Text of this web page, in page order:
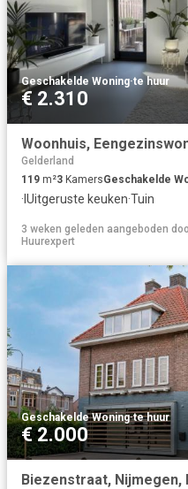
Geschakelde Woning·te huur
€ 2.310
Gelderland
119 m²3 KamersGeschakelde
· IUitgeruste keuken·Tuin
3 weken geleden aangeboden
Huurexpert
Geschakelde Woning·te huur
€ 2.000
Biezenstraat, Nijmegen,